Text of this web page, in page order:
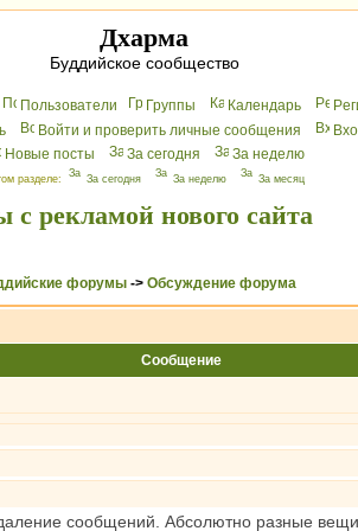
Дхарма
Буддийское сообщество
Пользователи Группы Календарь
Войти и проверить личные сообщения
Новые посты
За сегодня За неделю
разделе: За сегодня За неделю За месяц
с рекламой нового сайта
форумы -> Обсуждение форума
Сообщение
сообщений. Абсолютно разные